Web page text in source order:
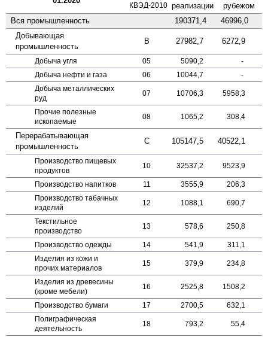
КВЭД-2010 реализации
рубежом
Вся промышленность
190371,4
46996,0
Добывающая
промышленность
B 27982,7 6272,9
Добыча угля 05 5090,2
-
Добыча нефти и газа
06 10044,7
-
Добыча металли­ческих
руд
07 10706,3 5958,3
Прочие полезные
ископаемые
08 1065,2 308,4
Пере­рабатывающая
промышленность
C 105147,5 40522,1
Производство пищевых
продуктов
10 32537,2 9523,9
Производство напитков 11 3555,9
206,3
Производство табачных
изделий
12 1088,1 690,7
Текстильное
производство
13 578,6 250,8
Производство одежды 14 541,9
311,1
Изделия из кожи и
прочих материалов
15 379,9 234,8
Изделия из древесины
(кроме мебели)
16 2525,8 1508,2
Производство бумаги 17 2700,5
632,1
Поли­графическая
деятельность
18 793,2 55,4